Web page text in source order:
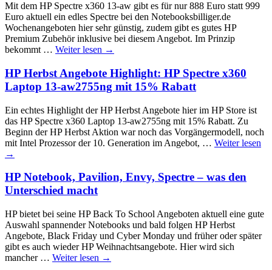
Mit dem HP Spectre x360 13-aw gibt es für nur 888 Euro statt 999
Euro aktuell ein edles Spectre bei den Notebooksbilliger.de
Wochenangeboten hier sehr günstig, zudem gibt es gutes HP
Premium Zubehör inklusive bei diesem Angebot. Im Prinzip
bekommt … Weiter lesen →
HP Herbst Angebote Highlight: HP Spectre x360
Laptop 13-aw2755ng mit 15% Rabatt
Ein echtes Highlight der HP Herbst Angebote hier im HP Store ist
das HP Spectre x360 Laptop 13-aw2755ng mit 15% Rabatt. Zu
Beginn der HP Herbst Aktion war noch das Vorgängermodell, noch
mit Intel Prozessor der 10. Generation im Angebot, … Weiter lesen
→
HP Notebook, Pavilion, Envy, Spectre – was den
Unterschied macht
HP bietet bei seine HP Back To School Angeboten aktuell eine gute
Auswahl spannender Notebooks und bald folgen HP Herbst
Angebote, Black Friday und Cyber Monday und früher oder später
gibt es auch wieder HP Weihnachtsangebote. Hier wird sich
mancher … Weiter lesen →